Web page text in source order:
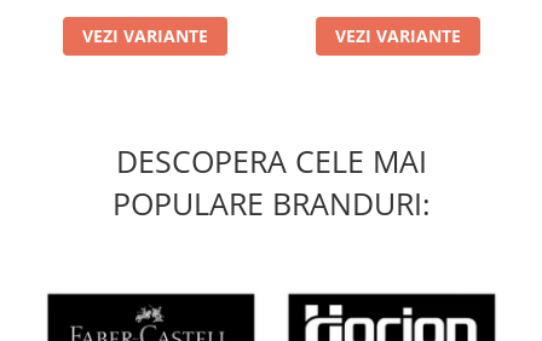
VEZI VARIANTE VEZI VARIANTE
DESCOPERA CELE MAI
POPULARE BRANDURI: